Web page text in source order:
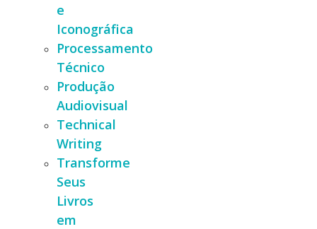
e
Iconográfica
Processamento
Técnico
Produção
Audiovisual
Technical
Writing
Transforme
Seus
Livros
em